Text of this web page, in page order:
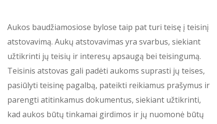
Aukos baudžiamosiose bylose taip pat turi teisę į teisinį
atstovavimą. Aukų atstovavimas yra svarbus, siekiant
užtikrinti jų teisių ir interesų apsaugą bei teisingumą.
Teisinis atstovas gali padėti aukoms suprasti jų teises,
pasiūlyti teisinę pagalbą, pateikti reikiamus prašymus ir
parengti atitinkamus dokumentus, siekiant užtikrinti,
kad aukos būtų tinkamai girdimos ir jų nuomonė būtų